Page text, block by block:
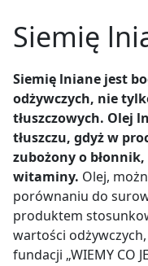
Siemię
Siemię lniane jest
odżywczych, nie
tłuszczowych. Olej
tłuszczu, gdyż w
zubożony o
witaminy. Olej,
porównaniu do
produktem
wartości
fundacji „WIEMY CO